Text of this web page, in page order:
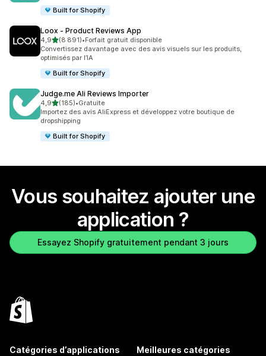
Built for Shopify
Loox ‑ Product Reviews App
4,9étoile(s) sur 5
(8 891)
8891 avis au total
•Forfait gratuit disponible
Convertissez davantage avec des avis visuels sur les produits,
optimisés par l’IA
Built for Shopify
Judge.me Ali Reviews Importer
4,9étoile(s) sur 5
(185)
185 avis au total
•Gratuite
Importez des avis AliExpress et développez votre boutique de
dropshipping
Built for Shopify
Vous souhaitez ajouter une
application ?
Essayez Shopify gratuitement pendant 3 jours
Catégories d’applications Meilleures catégories